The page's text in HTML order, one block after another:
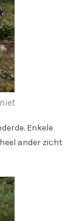
Enkele
ander zicht